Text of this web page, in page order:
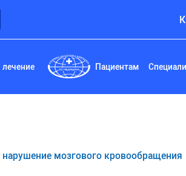
лечение Пациентам
мозгового кровообращения